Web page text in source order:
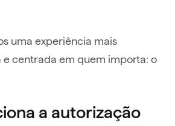
uma experiência mais
centrada em quem importa: o
a autorização